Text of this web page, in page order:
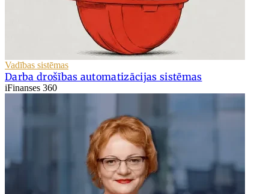
Vadības sistēmas
Darba drošības automatizācijas sistēmas
iFinanses 360